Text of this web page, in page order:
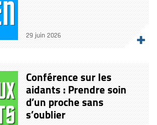
29 juin 2026
Conférence sur les
aidants : Prendre soin
d’un proche sans
s’oublier